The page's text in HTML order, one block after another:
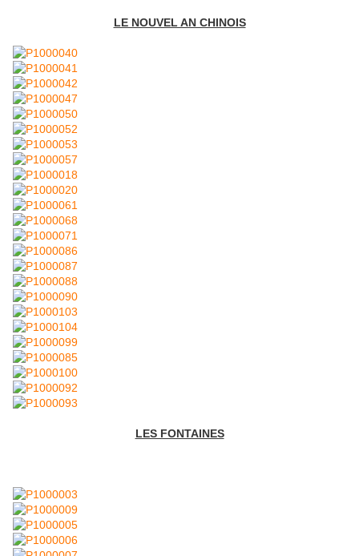
LE NOUVEL AN CHINOIS
LES FONTAINES